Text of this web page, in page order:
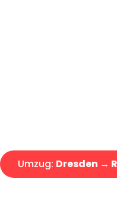
Umzug: Dresden →